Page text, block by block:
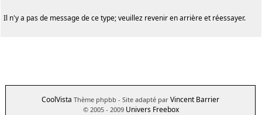
Il n'y a pas de message de ce type; veuillez revenir en arrière et réessayer.
CoolVista Thème phpbb - Site adapté par Vincent Barrier
© 2005 - 2009 Univers Freebox